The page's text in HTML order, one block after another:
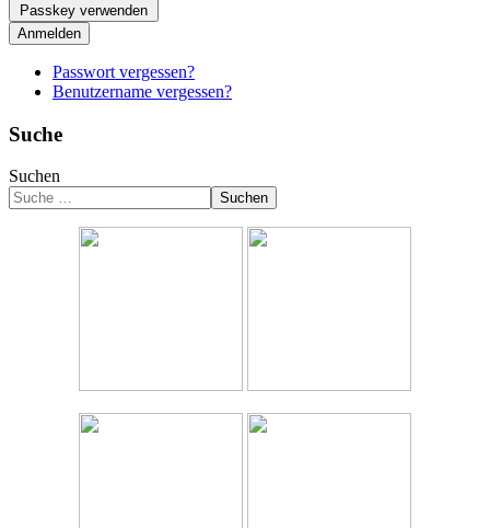
Passkey verwenden
Anmelden
Passwort vergessen?
Benutzername vergessen?
Suche
Suchen
Suchen